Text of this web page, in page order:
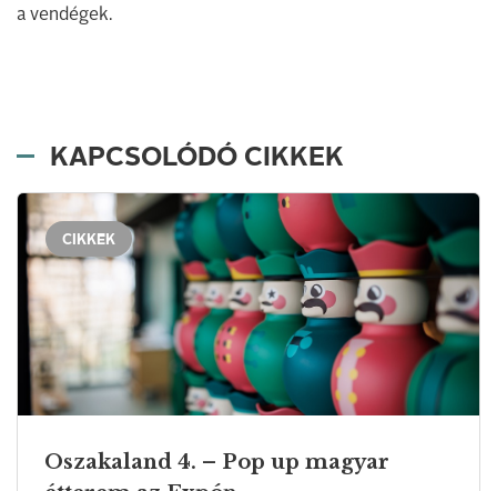
a vendégek.
KAPCSOLÓDÓ CIKKEK
CIKKEK
Oszakaland 4. – Pop up magyar